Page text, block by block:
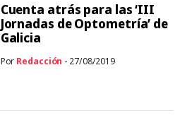
Cuenta atrás para las ‘III
Jornadas de Optometría’ de
Galicia
Por Redacción - 27/08/2019